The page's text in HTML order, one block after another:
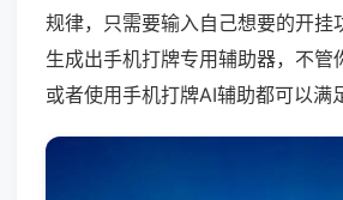
规律，只需要输入自己想要的开挂
生成出手机打牌专用辅助器，不管
或者使用手机打牌AI辅助都可以满